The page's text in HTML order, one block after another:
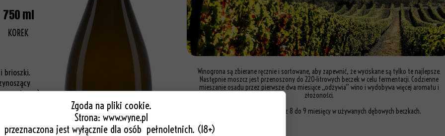
Winogrona są zbierane ręcznie i sortowane, aby zapewnić, że wyciskane są tylko te najlepsze.
Następnie moszcz jest przenoszony do 220-litrowych beczek w celu fermentacji. Codzienne
mieszanie osadu przez pierwsze dwa miesiące „odżywia” wino i wydobywa więcej aromatu i
złożoności.
Wino jest leżakowane przez 8 do 9 miesięcy w używanych dębowych beczkach.
KOREK
750 ml
brioszki.
i moc).
Zgoda na pliki cookie.
Strona: www.wyne.pl
przeznaczona jest wyłącznie dla osób pełnoletnich. (18+)